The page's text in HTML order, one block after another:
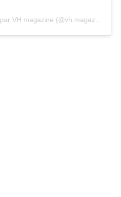
Une publication partagée par VH magazine (@vh.magazine)